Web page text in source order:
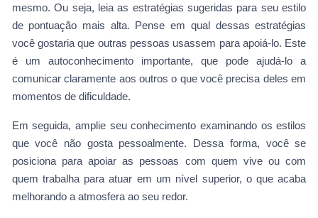
mesmo. Ou seja, leia as estratégias sugeridas para seu estilo
de pontuação mais alta. Pense em qual dessas estratégias
você gostaria que outras pessoas usassem para apoiá-lo. Este
é um autoconhecimento importante, que pode ajudá-lo a
comunicar claramente aos outros o que você precisa deles em
momentos de dificuldade.
Em seguida, amplie seu conhecimento examinando os estilos
que você não gosta pessoalmente. Dessa forma, você se
posiciona para apoiar as pessoas com quem vive ou com
quem trabalha para atuar em um nível superior, o que acaba
melhorando a atmosfera ao seu redor.